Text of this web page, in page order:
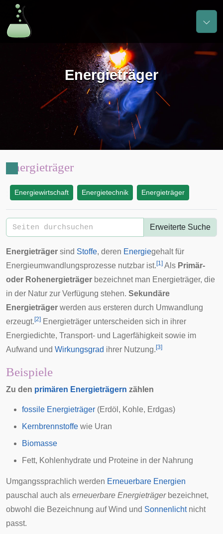
Energieträger
Energieträger
Energiewirtschaft Energietechnik Energieträger
Erweiterte Suche
Energieträger sind Stoffe, deren Energiegehalt für
Energieumwandlungsprozesse nutzbar ist. [1] Als Primär-
oder Rohenergieträger bezeichnet man Energieträger, die
in der Natur zur Verfügung stehen. Sekundäre
Energieträger werden aus ersteren durch Umwandlung
erzeugt. [2] Energieträger unterscheiden sich in ihrer
Energiedichte, Transport- und Lagerfähigkeit sowie im
Aufwand und Wirkungsgrad ihrer Nutzung. [3]
Beispiele
Zu den primären Energieträgern zählen
fossile Energieträger (Erdöl, Kohle, Erdgas)
Kernbrennstoffe wie Uran
Biomasse
Fett, Kohlenhydrate und Proteine in der Nahrung
Umgangssprachlich werden Erneuerbare Energien
pauschal auch als erneuerbare Energieträgerbezeichnet,
obwohl die Bezeichnung aufWind und Sonnenlichtnicht
passt.